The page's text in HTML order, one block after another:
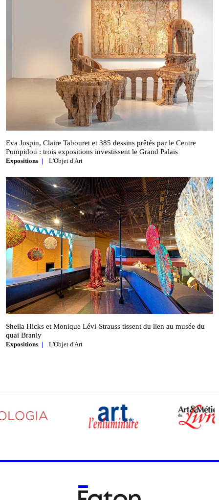
Eva Jospin, Claire Tabouret et 385 dessins prêtés par le Centre
Pompidou : trois expositions investissent le Grand Palais
Expositions L'Objet d'Art
Sheila Hicks et Monique Lévi‑Strauss tissent du lien au musée du
quai Branly
Expositions L'Objet d'Art